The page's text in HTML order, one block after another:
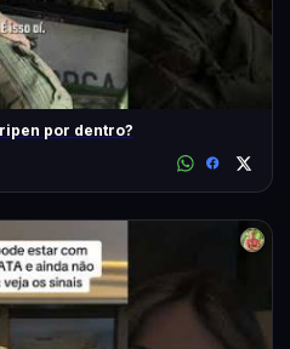
por dentro?